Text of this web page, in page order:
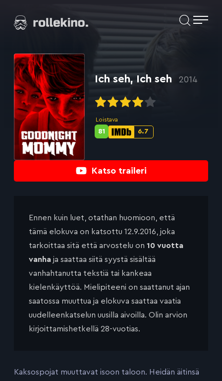
suoraan
Elokuvat ja elokuva-arviot | Rollekino.fi
jälkeen.
Katso traileri
Ich seh, Ich seh 2014
Loistava
IMDb-
6.7
Metascore-
81
Ennen kuin luet, otathan huomioon, että
tämä elokuva on katsottu 12.9.2016, joka
tarkoittaa sitä että arvostelu on 10 vuotta
vanha ja saattaa siitä syystä sisältää
vanhahtanutta tekstiä tai kankeaa
kielenkäyttöä. Mielipiteeni on saattanut ajan
saatossa muuttua ja elokuva saattaa vaatia
uudelleenkatselun uusilla aivoilla. Olin arvion
kirjoittamishetkellä 28-vuotias.
Kaksospojat muuttavat isoon taloon. Heidän äitinsä